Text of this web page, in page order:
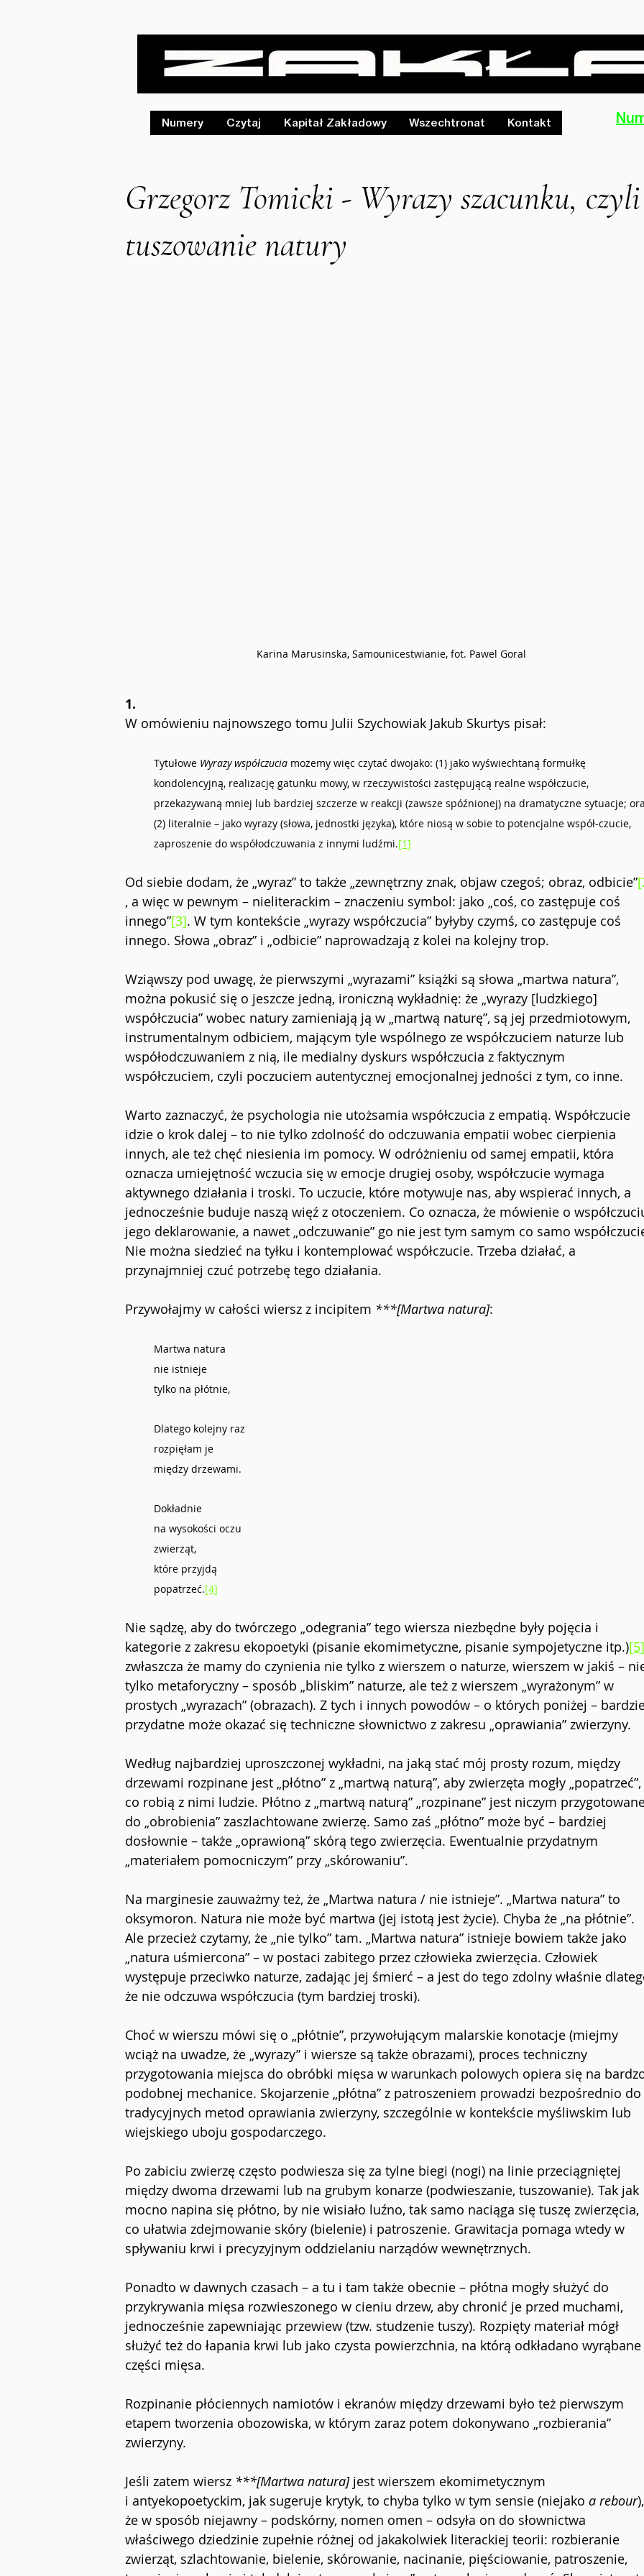
Numery Czytaj Kapitał Zakładowy Wszechtronat Kontakt
Grzegorz Tomicki - Wyrazy szacunku, czyli
tuszowanie natury
Karina Marusinska, Samounicestwianie, fot. Pawel Goral
1.
W omówieniu najnowszego tomu Julii Szychowiak Jakub Skurtys pisał:
Tytułowe Wyrazy współczucia możemy więc czytać dwojako: (1) jako wyświechtaną formułkę
kondolencyjną, realizację gatunku mowy, w rzeczywistości zastępującą realne współczucie,
przekazywaną mniej lub bardziej szczerze w reakcji (zawsze spóźnionej) na dramatyczne sytuacje;
(2) literalnie – jako wyrazy (słowa, jednostki języka), które niosą w sobie to potencjalne współ-czucie,
zaproszenie do współodczuwania z innymi ludźmi.[1]
Od siebie dodam, że „wyraz” to także „zewnętrzny znak, objaw czegoś; obraz, odbicie”
, a więc w pewnym – nieliterackim – znaczeniu symbol: jako „coś, co zastępuje coś
innego”[3]. W tym kontekście „wyrazy współczucia” byłyby czymś, co zastępuje coś
innego. Słowa „obraz” i „odbicie” naprowadzają z kolei na kolejny trop.
Wziąwszy pod uwagę, że pierwszymi „wyrazami” książki są słowa „martwa natura”,
można pokusić się o jeszcze jedną, ironiczną wykładnię: że „wyrazy [ludzkiego]
współczucia” wobec natury zamieniają ją w „martwą naturę”, są jej przedmiotowym,
instrumentalnym odbiciem, mającym tyle wspólnego ze współczuciem naturze lub
współodczuwaniem z nią, ile medialny dyskurs współczucia z faktycznym
współczuciem, czyli poczuciem autentycznej emocjonalnej jedności z tym, co inne.
Warto zaznaczyć, że psychologia nie utożsamia współczucia z empatią. Współczucie
idzie o krok dalej – to nie tylko zdolność do odczuwania empatii wobec cierpienia
innych, ale też chęć niesienia im pomocy. W odróżnieniu od samej empatii, która
oznacza umiejętność wczucia się w emocje drugiej osoby, współczucie wymaga
aktywnego działania i troski. To uczucie, które motywuje nas, aby wspierać innych, a
jednocześnie buduje naszą więź z otoczeniem. Co oznacza, że mówienie o
jego deklarowanie, a nawet „odczuwanie” go nie jest tym samym co samo
Nie można siedzieć na tyłku i kontemplować współczucie. Trzeba działać, a
przynajmniej czuć potrzebę tego działania.
Przywołajmy w całości wiersz z incipitem ***[Martwa natura]:
Martwa natura
nie istnieje
tylko na płótnie,
Dlatego kolejny raz
rozpięłam je
między drzewami.
Dokładnie
na wysokości oczu
zwierząt,
które przyjdą
popatrzeć.[4]
Nie sądzę, aby do twórczego „odegrania” tego wiersza niezbędne były pojęcia i
kategorie z zakresu ekopoetyki (pisanie ekomimetyczne, pisanie sympojetyczne itp.)[5]
zwłaszcza że mamy do czynienia nie tylko z wierszem o naturze, wierszem w jakiś –
tylko metaforyczny – sposób „bliskim” naturze, ale też z wierszem „wyrażonym” w
prostych „wyrazach” (obrazach). Z tych i innych powodów – o których poniżej –
przydatne może okazać się techniczne słownictwo z zakresu „oprawiania” zwierzyny.
Według najbardziej uproszczonej wykładni, na jaką stać mój prosty rozum, między
drzewami rozpinane jest „płótno” z „martwą naturą”, aby zwierzęta mogły „popatrzeć”,
co robią z nimi ludzie. Płótno z „martwą naturą” „rozpinane” jest niczym
do „obrobienia” zaszlachtowane zwierzę. Samo zaś „płótno” może być – bardziej
dosłownie – także „oprawioną” skórą tego zwierzęcia. Ewentualnie przydatnym
„materiałem pomocniczym” przy „skórowaniu”.
Na marginesie zauważmy też, że „Martwa natura / nie istnieje”. „Martwa natura” to
oksymoron. Natura nie może być martwa (jej istotą jest życie). Chyba że „na płótnie”.
Ale przecież czytamy, że „nie tylko” tam. „Martwa natura” istnieje bowiem także jako
„natura uśmiercona” – w postaci zabitego przez człowieka zwierzęcia. Człowiek
występuje przeciwko naturze, zadając jej śmierć – a jest do tego zdolny właśnie
że nie odczuwa współczucia (tym bardziej troski).
Choć w wierszu mówi się o „płótnie”, przywołującym malarskie konotacje (miejmy
wciąż na uwadze, że „wyrazy” i wiersze są także obrazami), proces techniczny
przygotowania miejsca do obróbki mięsa w warunkach polowych opiera się na
podobnej mechanice. Skojarzenie „płótna” z patroszeniem prowadzi bezpośrednio do
tradycyjnych metod oprawiania zwierzyny, szczególnie w kontekście myśliwskim lub
wiejskiego uboju gospodarczego.
Po zabiciu zwierzę często podwiesza się za tylne biegi (nogi) na linie przeciągniętej
między dwoma drzewami lub na grubym konarze (podwieszanie, tuszowanie). Tak jak
mocno napina się płótno, by nie wisiało luźno, tak samo naciąga się tuszę zwierzęcia,
co ułatwia zdejmowanie skóry (bielenie) i patroszenie. Grawitacja pomaga wtedy w
spływaniu krwi i precyzyjnym oddzielaniu narządów wewnętrznych.
Ponadto w dawnych czasach – a tu i tam także obecnie – płótna mogły służyć do
przykrywania mięsa rozwieszonego w cieniu drzew, aby chronić je przed muchami,
jednocześnie zapewniając przewiew (tzw. studzenie tuszy). Rozpięty materiał mógł
służyć też do łapania krwi lub jako czysta powierzchnia, na którą odkładano wyrąbane
części mięsa.
Rozpinanie płóciennych namiotów i ekranów między drzewami było też pierwszym
etapem tworzenia obozowiska, w którym zaraz potem dokonywano „rozbierania”
zwierzyny.
Jeśli zatem wiersz ***[Martwa natura] jest wierszem ekomimetycznym
i antyekopoetyckim, jak sugeruje krytyk, to chyba tylko w tym sensie (niejako a rebour
że w sposób niejawny – podskórny, nomen omen – odsyła on do słownictwa
właściwego dziedzinie zupełnie różnej od jakakolwiek literackiej teorii: rozbieranie
zwierząt, szlachtowanie, bielenie, skórowanie, nacinanie, pięściowanie, patroszenie,